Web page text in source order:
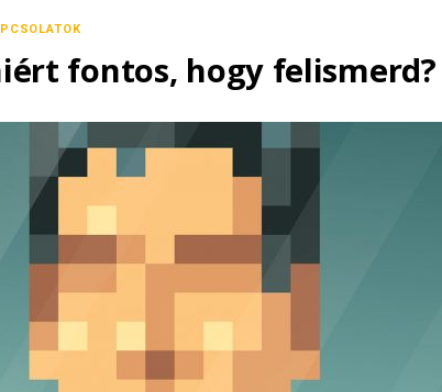
fontos, hogy felismerd?